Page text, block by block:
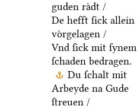
guden raͤdt /
De hefft ſick allein
voͤrgelagen /
Vnd ſick mit ſynem
ſchaden bedragen.
Du ſchalt mit
Arbeyde na Gude
ſtreuen /